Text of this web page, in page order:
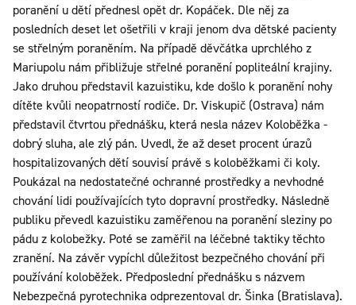
poranění u dětí přednesl opět dr. Kopáček. Dle něj za
posledních deset let ošetřili v kraji jenom dva dětské pacienty
se střelným poraněním. Na případě děvčátka uprchlého z
Mariupolu nám přibližuje střelné poranění popliteální krajiny.
Jako druhou představil kazuistiku, kde došlo k poranění nohy
dítěte kvůli neopatrností rodiče. Dr. Viskupič (Ostrava) nám
představil čtvrtou přednášku, která nesla název Koloběžka -
dobrý sluha, ale zlý pán. Uvedl, že až deset procent úrazů
hospitalizovaných dětí souvisí právě s koloběžkami či koly.
Poukázal na nedostatečné ochranné prostředky a nevhodné
chování lidi používajících tyto dopravní prostředky. Následně
publiku převedl kazuistiku zaměřenou na poranění sleziny po
pádu z kolobežky. Poté se zaměřil na léčebné taktiky těchto
zranění. Na závěr vypíchl důležitost bezpečného chování při
používání koloběžek. Předposlední přednášku s názvem
Nebezpečná pyrotechnika odprezentoval dr. Šinka (Bratislava).